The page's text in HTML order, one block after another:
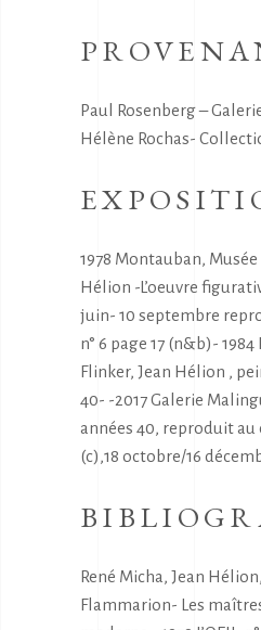
Paul Rosenberg –
Hélène Rochas-
1978 Montauban,
Hélion -L’oeuvre
juin- 10 septembre
n° 6 page 17 (n&b)-
Flinker, Jean Hélion ,
40- -2017 Galerie
années 40, reproduit au
(c),18 octobre/16
René Micha, Jean
Flammarion- Les